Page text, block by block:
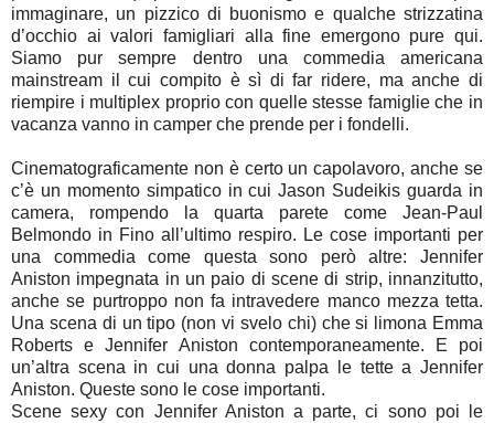
immaginare, un pizzico di buonismo e qualche strizzatina
d’occhio ai valori famigliari alla fine emergono pure qui.
Siamo pur sempre dentro una commedia americana
mainstream il cui compito è sì di far ridere, ma anche di
riempire i multiplex proprio con quelle stesse famiglie che in
vacanza vanno in camper che prende per i fondelli.
Cinematograficamente non è certo un capolavoro, anche se
c’è un momento simpatico in cui Jason Sudeikis guarda in
camera, rompendo la quarta parete come Jean-Paul
Belmondo in Fino all’ultimo respiro. Le cose importanti per
una commedia come questa sono però altre: Jennifer
Aniston impegnata in un paio di scene di strip, innanzitutto,
anche se purtroppo non fa intravedere manco mezza tetta.
Una scena di un tipo (non vi svelo chi) che si limona Emma
Roberts e Jennifer Aniston contemporaneamente. E poi
un’altra scena in cui una donna palpa le tette a Jennifer
Aniston. Queste sono le cose importanti.
Scene sexy con Jennifer Aniston a parte, ci sono poi le